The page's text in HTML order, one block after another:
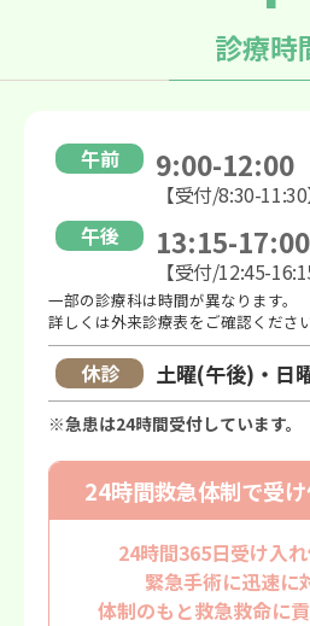
診療時
午前 9:00-12:00
【受付/8:30-11:30
午後
13:15-17:00
【受付/12:45-
一部の診療科は時間が異なります。
詳しくは外来診療表をご確認ください
休診 土曜(午後)・日
※急患は24時間受付しています。
24時間救急体制で受け
24時間365日受け入れ
緊急手術に迅速に
体制のもと救急救命に貢